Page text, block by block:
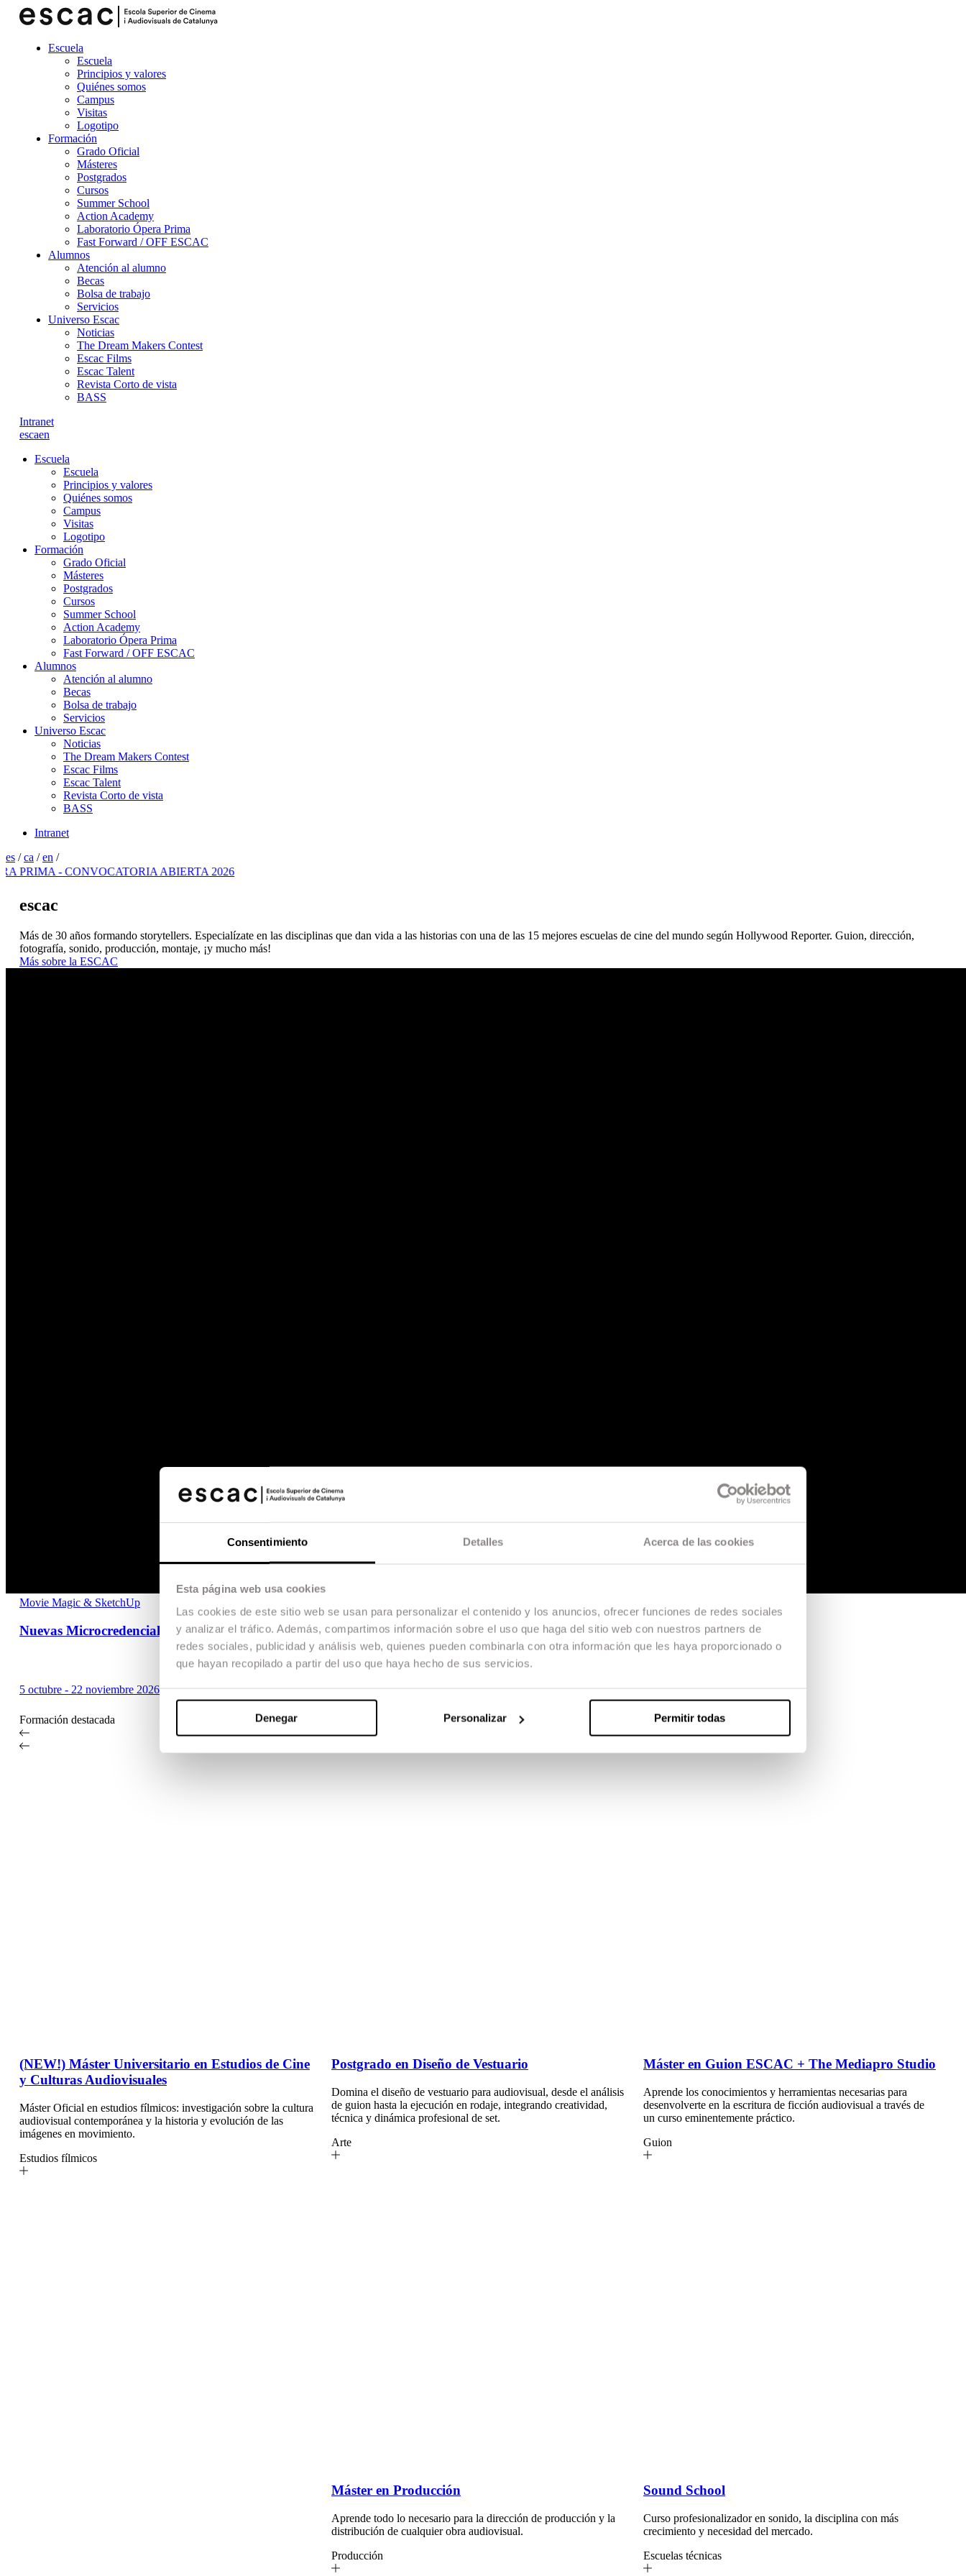
Consentimiento Detalles Acerca de las cookies
Esta página web usa cookies
Las cookies de este sitio web se usan para personalizar el contenido y los anuncios, ofrecer funciones de redes sociales
y analizar el tráfico. Además, compartimos información sobre el uso que haga del sitio web con nuestros partners de
redes sociales, publicidad y análisis web, quienes pueden combinarla con otra información que les haya proporcionado o
que hayan recopilado a partir del uso que haya hecho de sus servicios.
Denegar Personalizar Permitir todas
Escuela
Escuela
Principios y valores
Quiénes somos
Campus
Visitas
Logotipo
Formación
Grado Oficial
Másteres
Postgrados
Cursos
Summer School
Action Academy
Laboratorio Ópera Prima
Fast Forward / OFF ESCAC
Alumnos
Atención al alumno
Becas
Bolsa de trabajo
Servicios
Universo Escac
Noticias
The Dream Makers Contest
Escac Films
Escac Talent
Revista Corto de vista
BASS
Intranet
escaen
Escuela
Escuela
Principios y valores
Quiénes somos
Campus
Visitas
Logotipo
Formación
Grado Oficial
Másteres
Postgrados
Cursos
Summer School
Action Academy
Laboratorio Ópera Prima
Fast Forward / OFF ESCAC
Alumnos
Atención al alumno
Becas
Bolsa de trabajo
Servicios
Universo Escac
Noticias
The Dream Makers Contest
Escac Films
Escac Talent
Revista Corto de vista
BASS
Intranet
es /ca /en /
- CONVOCATORIA ABIERTA 2026
escac
Más de 30 años formando storytellers. Especialízate en las disciplinas que dan vida a las historias con una de las 15 mejores escuelas de cine del mundo según Hollywood Reporter. Guion, dirección,
fotografía, sonido, producción, montaje, ¡y mucho más!
Más sobre la ESCAC
Movie Magic & SketchUp
Nuevas Microcredenciales
5 octubre - 22 noviembre 2026
OPEN CALL 2026
24 - 31 agosto 2026
Convocatoria Abierta
20 julio - 14 agosto 2026
Formación destacada
(NEW!) Máster Universitario en Estudios de Cine
y Culturas Audiovisuales
Máster Oficial en estudios fílmicos: investigación sobre la cultura
audiovisual contemporánea y la historia y evolución de las
imágenes en movimiento.
Estudios fílmicos
Postgrado en Diseño de Vestuario
Domina el diseño de vestuario para audiovisual, desde el análisis
de guion hasta la ejecución en rodaje, integrando creatividad,
técnica y dinámica profesional de set.
Arte
Máster en Guion ESCAC + The Mediapro Studio
Aprende los conocimientos y herramientas necesarias para
desenvolverte en la escritura de ficción audiovisual a través de
un curso eminentemente práctico.
Guion
Máster en Producción
Aprende todo lo necesario para la dirección de producción y la
distribución de cualquier obra audiovisual.
Producción
Sound School
Curso profesionalizador en sonido, la disciplina con más
crecimiento y necesidad del mercado.
Escuelas técnicas